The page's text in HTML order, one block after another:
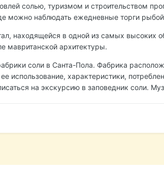
солью, туризмом и строительством
можно наблюдать ежедневные торги
находящейся в одной из самых высоких
мавританской архитектуры.
соли в Санта-Пола. Фабрика
использование, характеристики,
на экскурсию в заповедник соли.